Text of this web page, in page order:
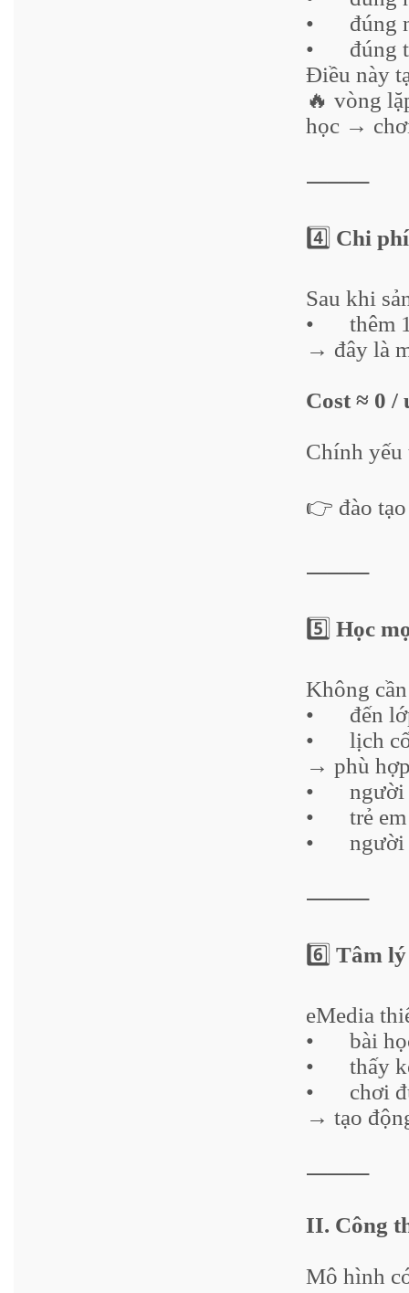
•
đúng
•
đúng
Điều này
🔥 vòng
học →
⸻
4️⃣ Chi
Sau khi
•
thêm
→ đây là
Cost ≈ 0 /
Chính yếu
👉 đào
⸻
5️⃣ Học
Không
•
đến
•
lịch
→ phù
•
người
•
trẻ em
•
người
⸻
6️⃣ Tâm lý
eMedia
•
bài
•
thấy
•
chơi
→ tạo
⸻
II. Công
Mô hình